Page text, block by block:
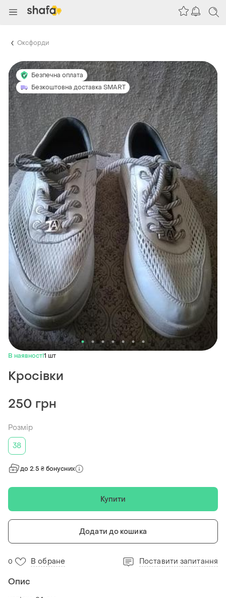
Оксфорди
Безпечна оплата
Безкоштовна доставка SMART
В наявності1 шт
Кросівки
250 грн
Розмір
38
до 2.5 ₴ бонусних
Купити
Додати до кошика
0 В обране Поставити запитання
Опис